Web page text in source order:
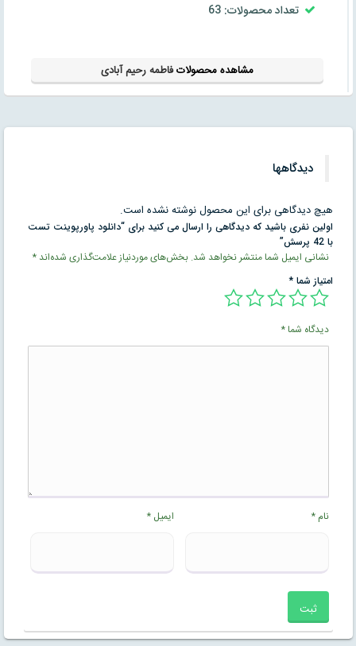
تعداد محصولات: 63
مشاهده محصولاتفاطمه رحیم آبادی
دیدگاهها
هیچ دیدگاهی برای این محصول نوشته نشده است.
اولین نفری باشید که دیدگاهی را ارسال می کنید برای “دانلود پاورپوینت تست
با 42 پرسش”
نشانی ایمیل شما منتشر نخواهد شد. بخش‌های موردنیاز علامت‌گذاری شده‌اند*
امتیاز شما*
دیدگاه شما*
نام* ایمیل*